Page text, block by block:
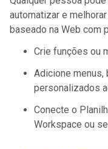
automatizar e
baseado na Web com
Crie funções ou
Adicione menus,
personalizados
Conecte o
Workspace ou